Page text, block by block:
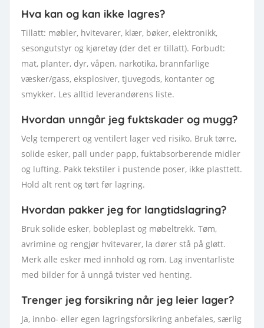
Hva kan og kan ikke lagres?
Tillatt: møbler, hvitevarer, klær, bøker, elektronikk,
sesongutstyr og kjøretøy (der det er tillatt). Forbudt:
mat, planter, dyr, våpen, narkotika, brannfarlige
væsker/gass, eksplosiver, tjuvegods, kontanter og
smykker. Les alltid leverandørens liste.
Hvordan unngår jeg fuktskader og mugg?
Velg temperert og ventilert lager ved risiko. Bruk tørre,
solide esker, pall under papp, fuktabsorberende midler
og lufting. Pakk tekstiler i pustende poser, ikke plasttett.
Hold alt rent og tørt før lagring.
Hvordan pakker jeg for langtidslagring?
Bruk solide esker, bobleplast og møbeltrekk. Tøm,
avrimine og rengjør hvitevarer, la dører stå på gløtt.
Merk alle esker med innhold og rom. Lag inventarliste
med bilder for å unngå tvister ved henting.
Trenger jeg forsikring når jeg leier lager?
Ja, innbo- eller egen lagringsforsikring anbefales, særlig